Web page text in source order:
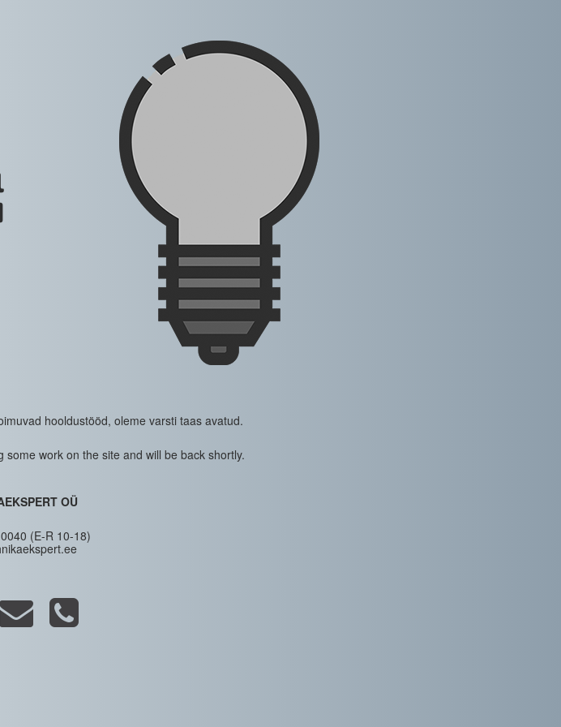
hooldustööd, oleme varsti taas avatud.
work on the site and will be back shortly.
OÜ
(E-R 10-18)